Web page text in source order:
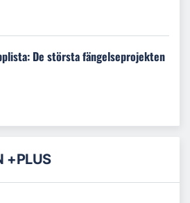
De största fängelseprojekten
+PLUS